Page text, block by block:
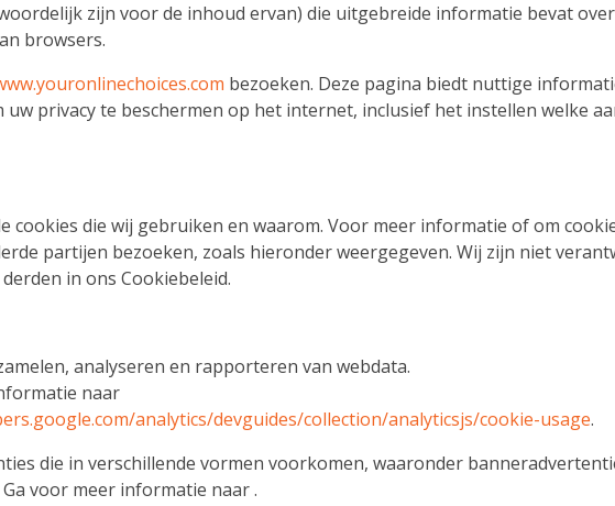
zijn voor de inhoud ervan) die uitgebreide informatie bevat
browsers.
bezoeken. Deze pagina biedt nuttige
privacy te beschermen op het internet, inclusief het instellen welke
die wij gebruiken en waarom. Voor meer informatie of om
partijen bezoeken, zoals hieronder weergegeven. Wij zijn niet
in ons Cookiebeleid.
analyseren en rapporteren van webdata.
naar
analytics/devguides/collection/analyticsjs/cookie-usage.
die in verschillende vormen voorkomen, waaronder
Ga voor meer informatie naar.